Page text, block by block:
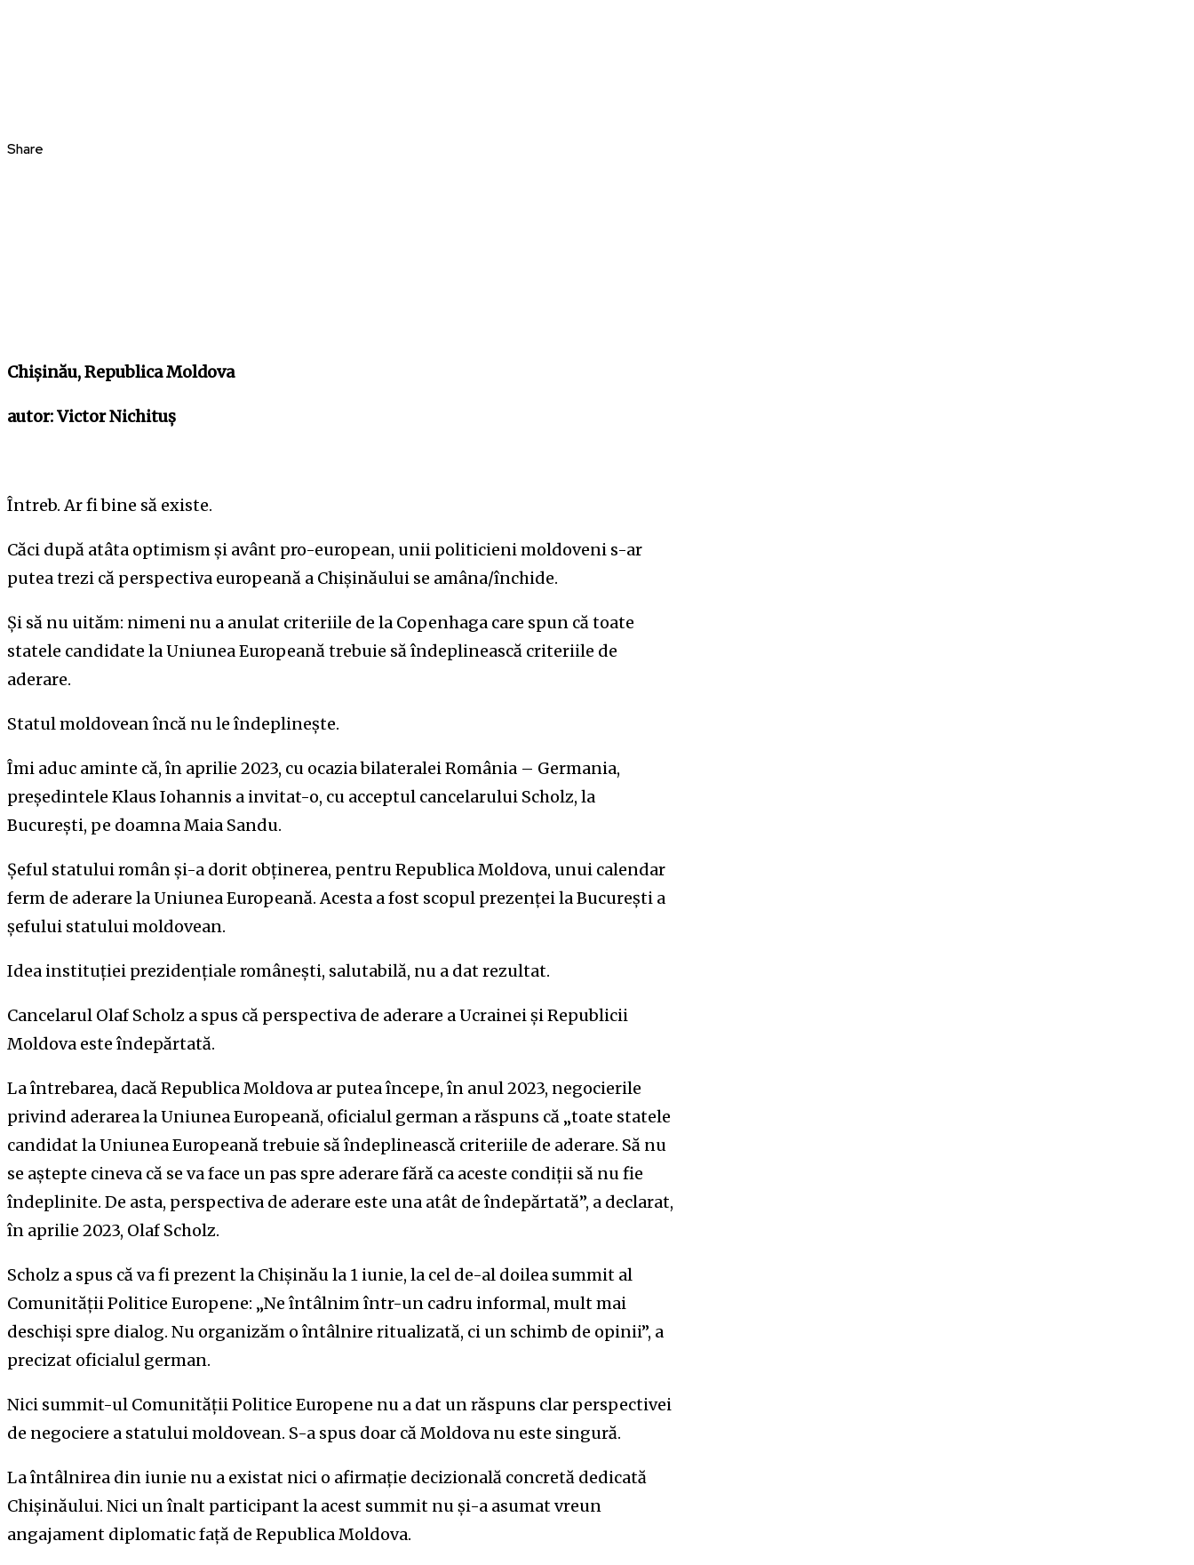
Share
Chișinău, Republica Moldova
autor: Victor Nichituș
Întreb. Ar fi bine să existe.
Căci după atâta optimism și avânt pro-european, unii politicieni moldoveni s-ar
putea trezi că perspectiva europeană a Chișinăului se amâna/închide.
Și să nu uităm: nimeni nu a anulat criteriile de la Copenhaga care spun că toate
statele candidate la Uniunea Europeană trebuie să îndeplinească criteriile de
aderare.
Statul moldovean încă nu le îndeplinește.
Îmi aduc aminte că, în aprilie 2023, cu ocazia bilateralei România – Germania,
președintele Klaus Iohannis a invitat-o, cu acceptul cancelarului Scholz, la
București, pe doamna Maia Sandu.
Șeful statului român și-a dorit obținerea, pentru Republica Moldova, unui calendar
ferm de aderare la Uniunea Europeană. Acesta a fost scopul prezenței la București a
șefului statului moldovean.
Idea instituției prezidențiale românești, salutabilă, nu a dat rezultat.
Cancelarul Olaf Scholz a spus că perspectiva de aderare a Ucrainei și Republicii
Moldova este îndepărtată.
La întrebarea, dacă Republica Moldova ar putea începe, în anul 2023, negocierile
privind aderarea la Uniunea Europeană, oficialul german a răspuns că „toate statele
candidat la Uniunea Europeană trebuie să îndeplinească criteriile de aderare. Să nu
se aștepte cineva că se va face un pas spre aderare fără ca aceste condiții să nu fie
îndeplinite. De asta, perspectiva de aderare este una atât de îndepărtată”, a declarat,
în aprilie 2023, Olaf Scholz.
Scholz a spus că va fi prezent la Chișinău la 1 iunie, la cel de-al doilea summit al
Comunității Politice Europene: „Ne întâlnim într-un cadru informal, mult mai
deschiși spre dialog. Nu organizăm o întâlnire ritualizată, ci un schimb de opinii”, a
precizat oficialul german.
Nici summit-ul Comunității Politice Europene nu a dat un răspuns clar perspectivei
de negociere a statului moldovean. S-a spus doar că Moldova nu este singură.
La întâlnirea din iunie nu a existat nici o afirmație decizională concretă dedicată
Chișinăului. Nici un înalt participant la acest summit nu și-a asumat vreun
angajament diplomatic față de Republica Moldova.